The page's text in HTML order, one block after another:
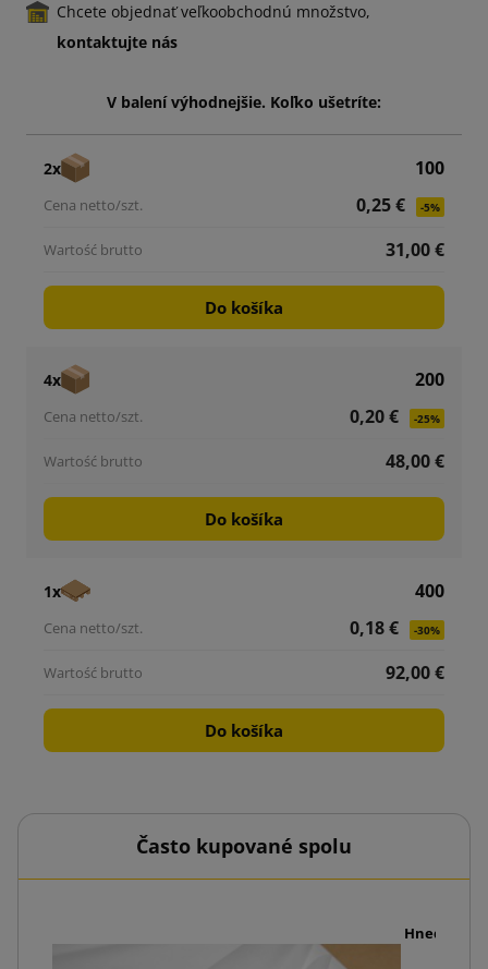
Chcete objednať veľkoobchodnú množstvo,
kontaktujte nás
V balení výhodnejšie. Koľko ušetríte:
2x
100
0,25 €
-5%
31,00 €
Do košíka
4x
200
0,20 €
-25%
48,00 €
Do košíka
1x
400
0,18 €
-30%
92,00 €
Do košíka
Často kupované spolu
Hnedá